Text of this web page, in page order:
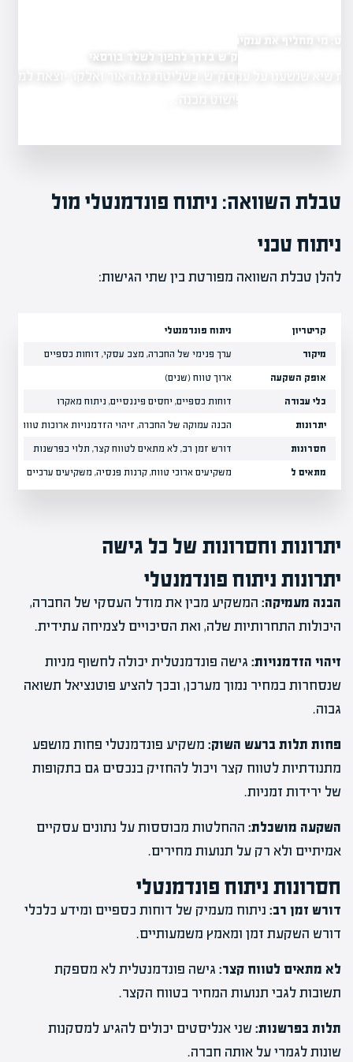
את ענקיות
דסק"ש בדרך להפוך לשלד בורסאי
דסק"ש, בשליטת מגה אור ואלקו, יוצאת למהלך
טבלת השוואה: ניתוח פונדמנטלי מול
ניתוח טכני
להלן טבלת השוואה מפורטת בין שתי הגישות:
קריטריון ניתוח פונדמנטלי
מיקוד ערך פנימי של החברה, מצב עסקי, דוחות כספיים
אופק השקעה ארוך טווח (שנים)
כלי עבודה דוחות כספיים, יחסים פיננסיים, ניתוח מאקרו
יתרונות הבנה עמוקה של החברה, זיהוי הזדמנויות ארוכות טווח
חסרונות דורש זמן רב, לא מתאים לטווח קצר, תלוי בפרשנות
מתאים ל משקיעים ארוכי טווח, קרנות פנסיה, משקיעים ערכיים
יתרונות וחסרונות של כל גישה
יתרונות ניתוח פונדמנטלי
הבנה מעמיקה: המשקיע מבין את מודל העסקי של החברה,
היכולות התחרותיות שלה, ואת הסיכויים לצמיחה עתידית.
זיהוי הזדמנויות: גישה פונדמנטלית יכולה לחשוף מניות
שנסחרות במחיר נמוך מערכן, ובכך להציע פוטנציאל תשואה
גבוה.
פחות תלות ברעש השוק: משקיע פונדמנטלי פחות מושפע
מתנודתיות לטווח קצר ויכול להחזיק בנכסים גם בתקופות
של ירידות זמניות.
השקעה מושכלת: ההחלטות מבוססות על נתונים עסקיים
אמיתיים ולא רק על תנועות מחירים.
חסרונות ניתוח פונדמנטלי
דורש זמן רב: ניתוח מעמיק של דוחות כספיים ומידע כלכלי
דורש השקעת זמן ומאמץ משמעותיים.
לא מתאים לטווח קצר: גישה פונדמנטלית לא מספקת
תשובות לגבי תנועות המחיר בטווח הקצר.
תלות בפרשנות:שני אנליסטים יכולים להגיע למסקנות
שונות לגמרי על אותה חברה.